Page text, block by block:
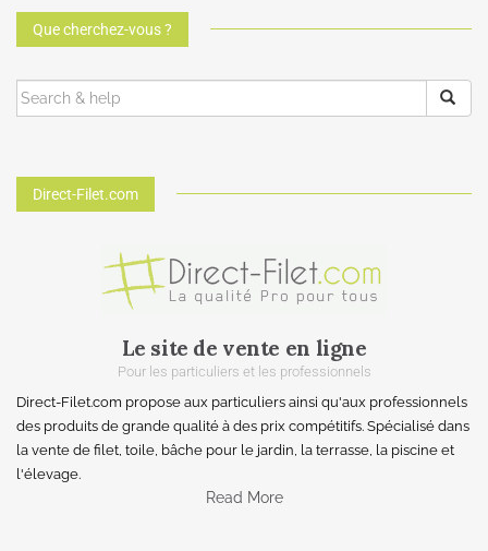
Que cherchez-vous ?
Direct-Filet.com
Le site de vente en ligne
Pour les particuliers et les professionnels
Direct-Filet.com propose aux particuliers ainsi qu'aux professionnels
des produits de grande qualité à des prix compétitifs. Spécialisé dans
la vente de filet, toile, bâche pour le jardin, la terrasse, la piscine et
l'élevage.
Read More